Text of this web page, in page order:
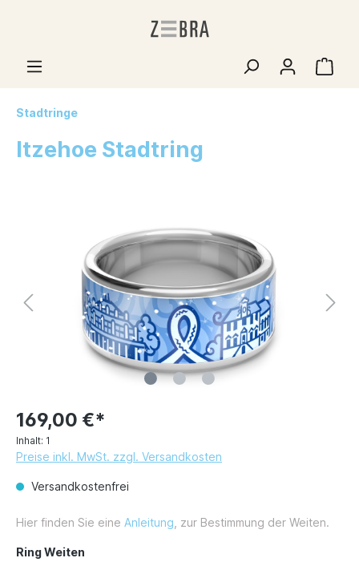
Stadtringe
Itzehoe Stadtring
169,00 €*
Inhalt: 1
Preise inkl. MwSt. zzgl. Versandkosten
Versandkostenfrei
Hier finden Sie eine Anleitung , zur Bestimmung der Weiten.
Ring Weiten